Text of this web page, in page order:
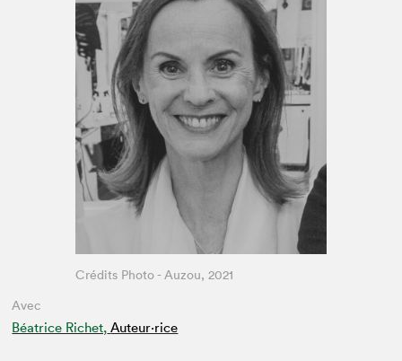
Avec
Béatrice Richet, Auteur·rice
Crédits Photo - Auzou, 2021